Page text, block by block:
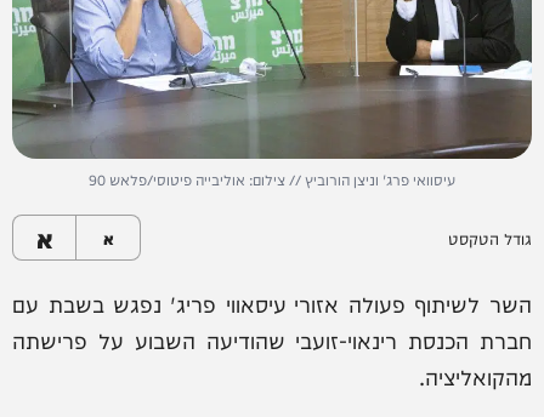
עיסוואי פרג' וניצן הורוביץ // צילום: אוליבייה פיטוסי/פלאש 90
גודל הטקסט א א
השר לשיתוף פעולה אזורי עיסאווי פריג' נפגש בשבת עם
חברת הכנסת רינאוי-זועבי שהודיעה השבוע על פרישתה
מהקואליציה.